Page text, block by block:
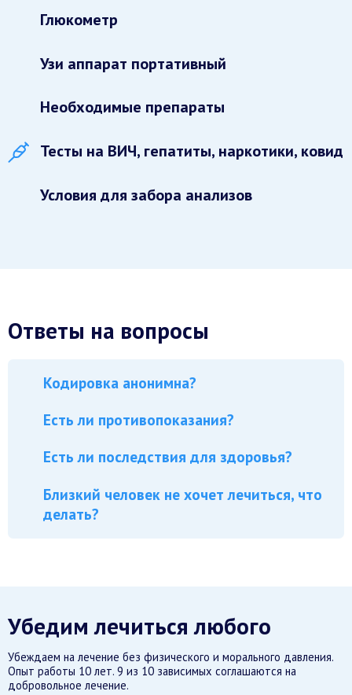
Глюкометр
Узи аппарат портативный
Необходимые препараты
Тесты на ВИЧ, гепатиты, наркотики, ковид
Условия для забора анализов
Ответы на вопросы
Кодировка анонимна?
Есть ли противопоказания?
Есть ли последствия для здоровья?
Близкий человек не хочет лечиться, что
делать?
Убедим лечиться любого
Убеждаем на лечение без физического и морального давления.
Опыт работы 10 лет. 9 из 10 зависимых соглашаются на
добровольное лечение.